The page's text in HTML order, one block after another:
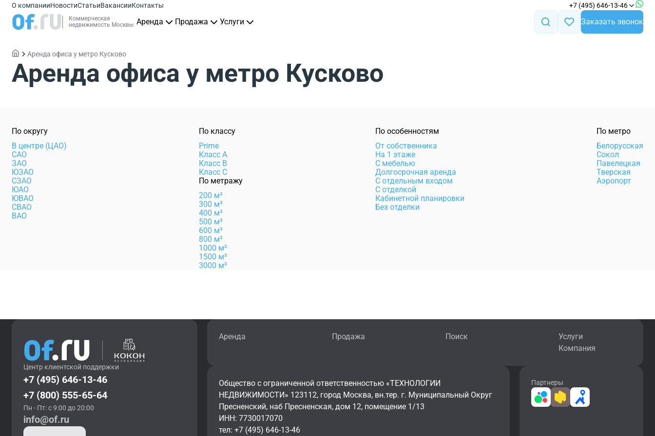
О компанииНовостиСтатьиВакансииКонтакты +7 (495) 646-13-46
Коммерческая
недвижимость Москвы Аренда Продажа Услуги Заказать звонок
Аренда офиса у метро Кусково
Аренда офиса у метро Кусково
По округу
В центре (ЦАО)
САО
ЗАО
ЮЗАО
СЗАО
ЮАО
ЮВАО
СВАО
ВАО
По классу
Prime
Класс А
Класс B
Класс C
По метражу
200 м²
300 м²
400 м²
500 м²
600 м²
800 м²
1000 м²
1500 м²
3000 м²
По особенностям
От собственника
На 1 этаже
С мебелью
Долгосрочная аренда
С отдельным входом
С отделкой
Кабинетной планировки
Без отделки
По метро
Белорусская
Сокол
Павелецкая
Тверская
Аэропорт
Центр клиентской поддержки
+7 (495) 646-13-46
+7 (800) 555-65-64
Пн - Пт: с 9:00 до 20:00
info@of.ru
Аренда Продажа Поиск
Услуги
Компания
Общество с ограниченной ответственностью «ТЕХНОЛОГИИ
НЕДВИЖИМОСТИ» 123112, город Москва, вн.тер. г. Муниципальный Округ
Пресненский, наб Пресненская, дом 12, помещение 1/13
ИНН: 7730017070
тел: +7 (495) 646-13-46
Партнеры